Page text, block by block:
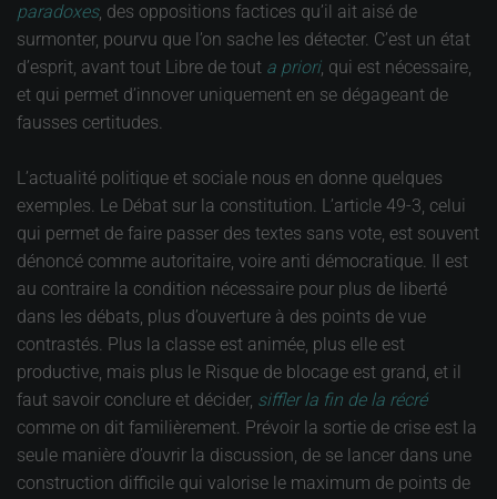
paradoxes, des oppositions factices qu’il ait aisé de
surmonter, pourvu que l’on sache les détecter. C’est un état
d’esprit, avant tout Libre de tout a priori, qui est nécessaire,
et qui permet d’innover uniquement en se dégageant de
fausses certitudes.
L’actualité politique et sociale nous en donne quelques
exemples. Le Débat sur la constitution. L’article 49-3, celui
qui permet de faire passer des textes sans vote, est souvent
dénoncé comme autoritaire, voire anti démocratique. Il est
au contraire la condition nécessaire pour plus de liberté
dans les débats, plus d’ouverture à des points de vue
contrastés. Plus la classe est animée, plus elle est
productive, mais plus le Risque de blocage est grand, et il
faut savoir conclure et décider, siffler la fin de la récré
comme on dit familièrement. Prévoir la sortie de crise est la
seule manière d’ouvrir la discussion, de se lancer dans une
construction difficile qui valorise le maximum de points de